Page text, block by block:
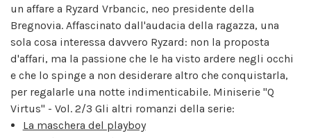
un affare a Ryzard Vrbancic, neo presidente della
Bregnovia. Affascinato dall'audacia della ragazza, una
sola cosa interessa davvero Ryzard: non la proposta
d'affari, ma la passione che le ha visto ardere negli occhi
e che lo spinge a non desiderare altro che conquistarla,
per regalarle una notte indimenticabile. Miniserie "Q
Virtus" - Vol. 2/3 Gli altri romanzi della serie:
La maschera del playboy